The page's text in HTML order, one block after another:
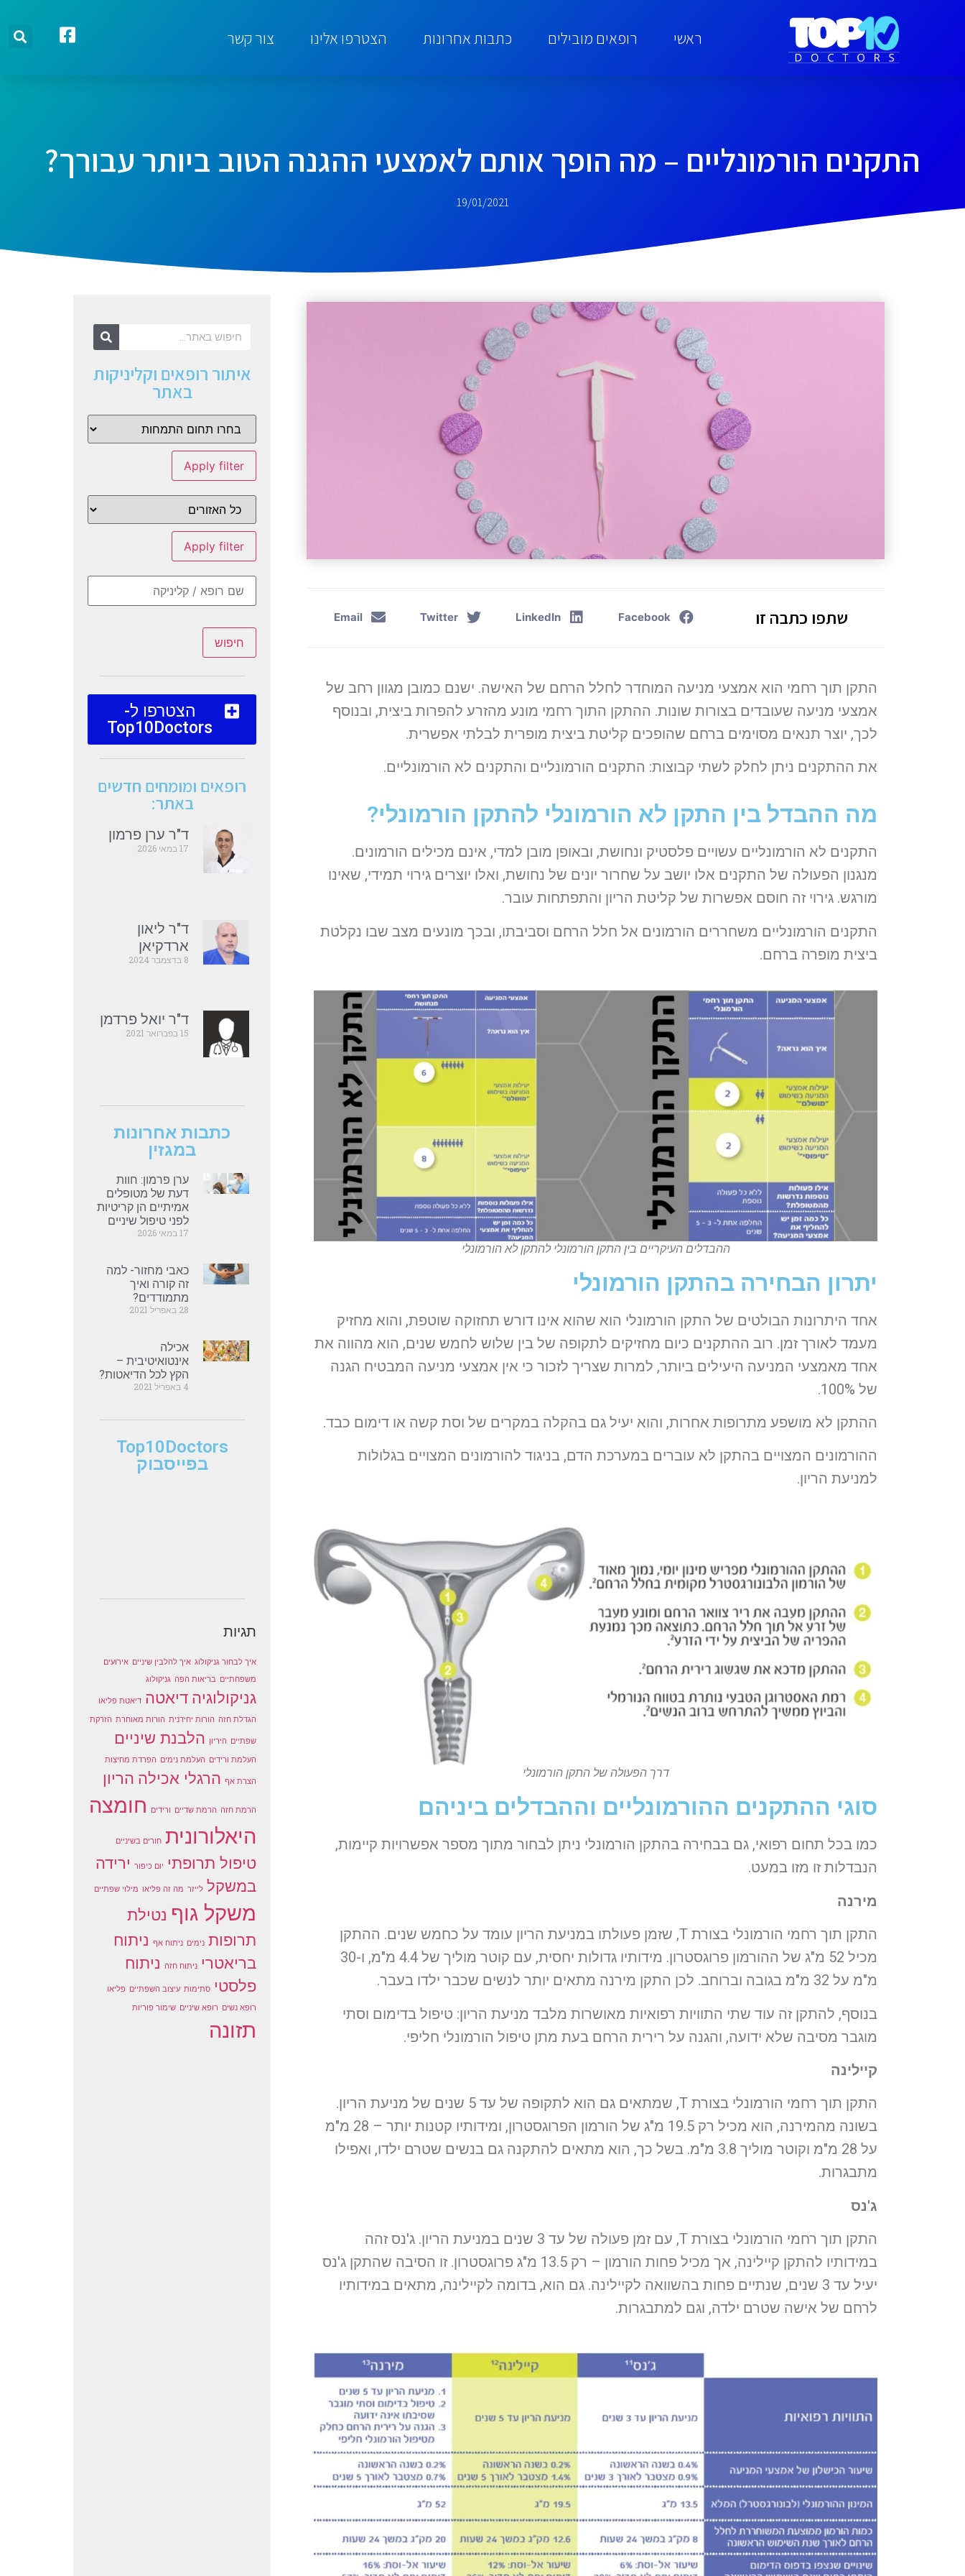
ראשי רופאים מובילים כתבות אחרונות הצטרפו אלינו צור קשר
התקנים הורמונליים – מה הופך אותם לאמצעי ההגנה הטוב ביותר עבורך?
19/01/2021
שתפו כתבה זו Facebook
LinkedIn
Twitter
Email
התקן תוך רחמי הוא אמצעי מניעה המוחדר לחלל הרחם של האישה. ישנם כמובן מגוון רחב של
אמצעי מניעה שעובדים בצורות שונות. ההתקן התוך רחמי מונע מהזרע להפרות ביצית, ובנוסף
לכך, יוצר תנאים מסוימים ברחם שהופכים קליטת ביצית מופרית לבלתי אפשרית.
את ההתקנים ניתן לחלק לשתי קבוצות: התקנים הורמונליים והתקנים לא הורמונליים.
מה ההבדל בין התקן לא הורמונלי להתקן הורמונלי?
התקנים לא הורמונליים עשויים פלסטיק ונחושת, ובאופן מובן למדי, אינם מכילים הורמונים.
מנגנון הפעולה של התקנים אלו יושב על שחרור יונים של נחושת, ואלו יוצרים גירוי תמידי, שאינו
מורגש. גירוי זה חוסם אפשרות של קליטת הריון והתפתחות עובר.
התקנים הורמונליים משחררים הורמונים אל חלל הרחם וסביבתו, ובכך מונעים מצב שבו נקלטת
ביצית מופרה ברחם.
ההבדלים העיקריים בין התקן הורמונלי להתקן לא הורמונלי
יתרון הבחירה בהתקן הורמונלי
אחד היתרונות הבולטים של התקן הורמונלי הוא שהוא אינו דורש תחזוקה שוטפת, והוא מחזיק
מעמד לאורך זמן. רוב ההתקנים כיום מחזיקים לתקופה של בין שלוש לחמש שנים, הוא מהווה את
אחד מאמצעי המניעה היעילים ביותר, למרות שצריך לזכור כי אין אמצעי מניעה המבטיח הגנה
של 100%.
ההתקן לא מושפע מתרופות אחרות, והוא יעיל גם בהקלה במקרים של וסת קשה או דימום כבד.
ההורמונים המצויים בהתקן לא עוברים במערכת הדם, בניגוד להורמונים המצויים בגלולות
למניעת הריון.
דרך הפעולה של התקן הורמונלי
סוגי ההתקנים ההורמונליים וההבדלים ביניהם
כמו בכל תחום רפואי, גם בבחירה בהתקן הורמונלי ניתן לבחור מתוך מספר אפשרויות קיימות,
הנבדלות זו מזו במעט.
מירנה
התקן תוך רחמי הורמונלי בצורת T, שזמן פעולתו במניעת הריון עומד על כחמש שנים. ההתקן
מכיל 52 מ"ג של ההורמון פרוגסטרון. מידותיו גדולות יחסית, עם קוטר מוליך של 4.4 מ"מ, ו-30
מ"מ על 32 מ"מ בגובה וברוחב. לכן התקן מירנה מתאים יותר לנשים שכבר ילדו בעבר.
בנוסף, להתקן זה עוד שתי התוויות רפואיות מאושרות מלבד מניעת הריון: טיפול בדימום וסתי
מוגבר מסיבה שלא ידועה, והגנה על רירית הרחם בעת מתן טיפול הורמונלי חליפי.
קיילינה
התקן תוך רחמי הורמונלי בצורת T, שמתאים גם הוא לתקופה של עד 5 שנים של מניעת הריון.
בשונה מהמירנה, הוא מכיל רק 19.5 מ"ג של הורמון הפרוגסטרון, ומידותיו קטנות יותר – 28 מ"מ
על 28 מ"מ וקוטר מוליך 3.8 מ"מ. בשל כך, הוא מתאים להתקנה גם בנשים שטרם ילדו, ואפילו
מתבגרות.
ג'נס
התקן תוך רחמי הורמונלי בצורת T, עם זמן פעולה של עד 3 שנים במניעת הריון. ג'נס זהה
במידותיו להתקן קיילינה, אך מכיל פחות הורמון – רק 13.5 מ"ג פרוגסטרון. זו הסיבה שהתקן ג'נס
יעיל עד 3 שנים, שנתיים פחות בהשוואה לקיילינה. גם הוא, בדומה לקיילינה, מתאים במידותיו
לרחם של אישה שטרם ילדה, וגם למתבגרות.
איתור רופאים וקליניקות
באתר
Apply filter
Apply filter
חיפוש
הצטרפו ל-
Top10Doctors
רופאים ומומחים חדשים
באתר:
ד"ר ערן פרמון
17 במאי 2026
ד"ר ליאון
ארדקיאן
8 בדצמבר 2024
ד"ר יואל פרדמן
15 בפברואר 2021
כתבות אחרונות
במגזין
ערן פרמון: חוות
דעת של מטופלים
אמיתיים הן קריטיות
לפני טיפול שיניים
17 במאי 2026
כאבי מחזור- למה
זה קורה ואיך
מתמודדים?
28 באפריל 2021
אכילה
אינטואיטיבית –
הקץ לכל הדיאטות?
4 באפריל 2021
Top10Doctors
בפייסבוק
תגיות
איך לבחור גניקולוג איך להלבין שיניים אירועים
משפחתיים בריאות הפה גניקולוג
גניקולוגיה דיאטה דיאטת פליאו
הגדלת חזה הורות יחידנית הורות מאוחרת הזרקת
שפתיים היריון הלבנת שיניים
העלמת ורידים העלמת נימים הפרדת מחיצות
הצרת אף הרגלי אכילה הריון
הרמת חזה הרמת שדיים ורידים
חומצה
היאלורונית חורים בשיניים
טיפול תרופתי יום כיפור ירידה
במשקל לייזר מה זה פליאו מילוי שפתיים
משקל גוף נטילת
תרופות נימים ניתוח אף ניתוח
בריאטרי ניתוח חזה ניתוח
פלסטי סתימות עיצוב השפתיים פליאו
רופא נשים רופא שיניים שימור פוריות
תזונה